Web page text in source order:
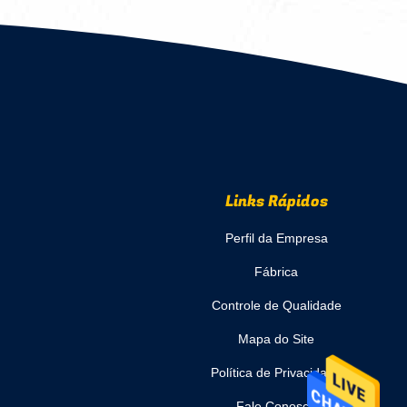
Links Rápidos
Perfil da Empresa
Fábrica
Controle de Qualidade
Mapa do Site
Política de Privacidade